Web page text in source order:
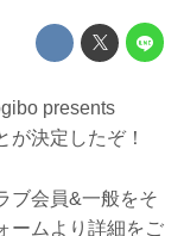
presents
が決定したぞ！
ブ会員&一般をそ
ームより詳細をご